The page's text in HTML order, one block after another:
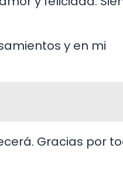
y en mi
Gracias por